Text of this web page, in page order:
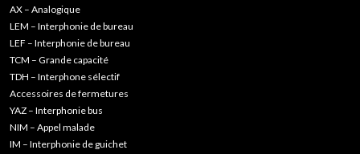
AX – Analogique
LEM – Interphonie de bureau
LEF – Interphonie de bureau
TCM – Grande capacité
TDH – Interphone sélectif
Accessoires de fermetures
YAZ – Interphonie bus
NIM – Appel malade
IM – Interphonie de guichet